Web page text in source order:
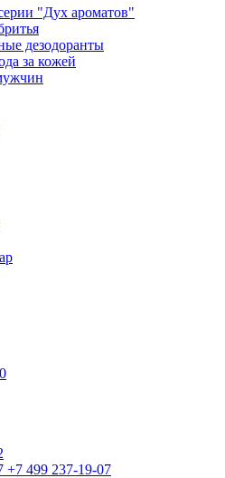
"Дух ароматов"
дезодоранты
за кожей
0
+7 499 237-19-07